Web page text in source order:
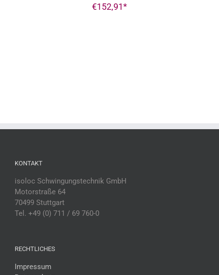
€152,91
KONTAKT
isoloc Schwingungstechnik GmbH
Motorstraße 64
70499 Stuttgart
Tel. +49 (0) 711 / 69 760-0
RECHTLICHES
Impressum